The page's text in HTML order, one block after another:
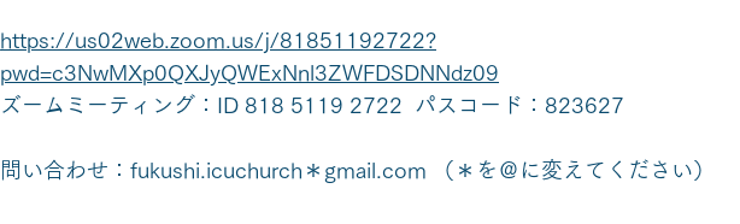
https://us02web.zoom.us/j/81851192722?
pwd=c3NwMXp0QXJyQWExNnl3ZWFDSDNNdz09
ズームミーティング：ID 818 5119 2722  パスコード：823627
問い合わせ：fukushi.icuchurch＊gmail.com （＊を＠に変えてください）